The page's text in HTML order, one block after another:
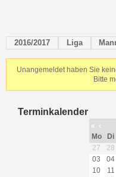
2016/2017 Liga
Unangemeldet haben Sie
Bitte
Terminkalender
« ‹
Mo
Di
27
28
03
04
10
11